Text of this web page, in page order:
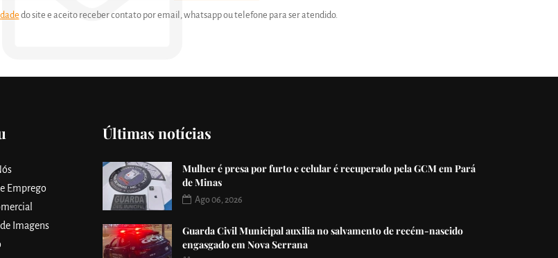
do site e aceito receber contato por email, whatsapp ou telefone para ser atendido.
Emprego
Imagens
Últimas notícias
Mulher é presa por furto e celular é recuperado pela GCM em Pará
de Minas
Ago 06, 2026
Guarda Civil Municipal auxilia no salvamento de recém-nascido
engasgado em Nova Serrana